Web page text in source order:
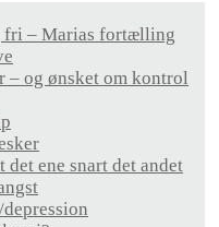
fri – Marias fortælling
– og ønsket om kontrol
det ene snart det andet